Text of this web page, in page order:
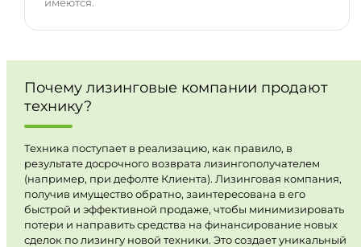
имеются.
Почему лизинговые компании продают
технику?
Техника поступает в реализацию, как правило, в
результате досрочного возврата лизингополучателем
(например, при дефолте Клиента). Лизинговая компания,
получив имущество обратно, заинтересована в его
быстрой и эффективной продаже, чтобы минимизировать
потери и направить средства на финансирование новых
сделок по лизингу новой техники. Это создает уникальный